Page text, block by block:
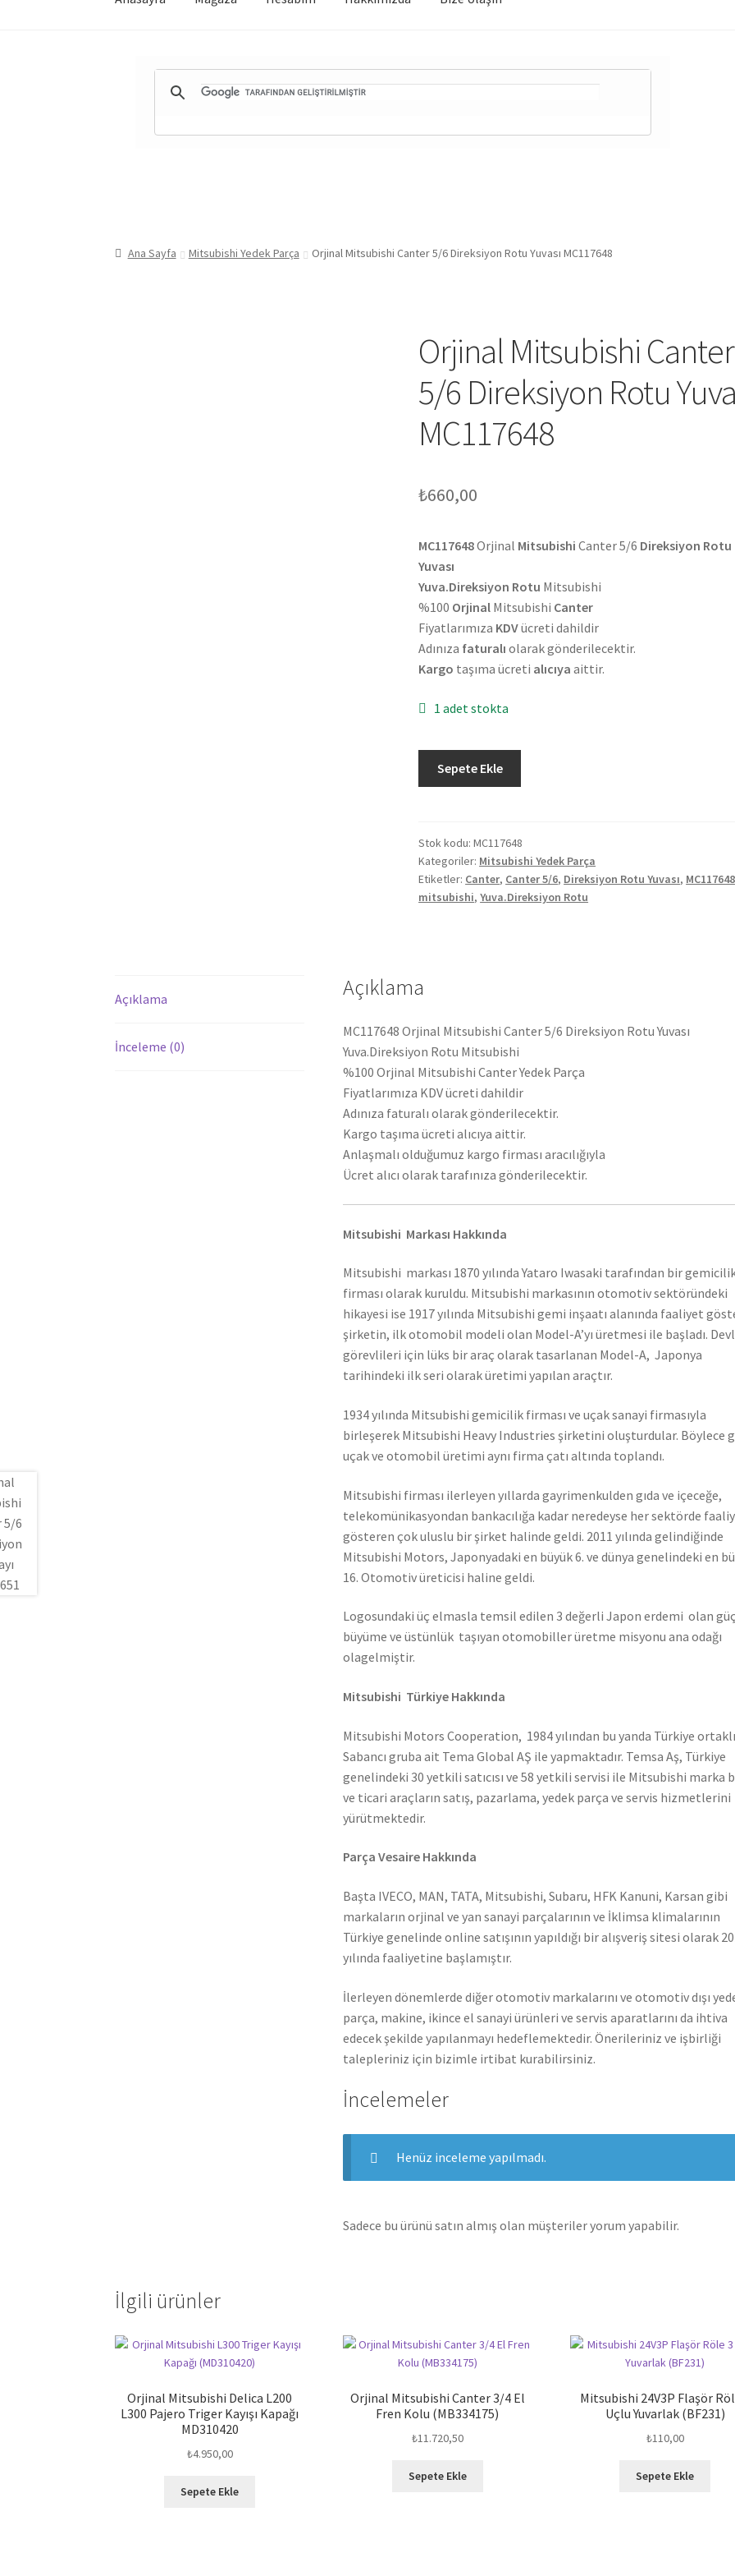
Ana Sayfa Mitsubishi Yedek Parça Orjinal Mitsubishi Canter 5/6 Direksiyon Rotu Yuvası MC117648
Orjinal Mitsubishi Canter
5/6 Direksiyon Rotu
MC117648
₺660,00
MC117648Orjinal Mitsubishi Canter 5/6 Direksiyon Rotu
Yuvası
Yuva.Direksiyon Rotu Mitsubishi
%100 Orjinal Mitsubishi Canter
Fiyatlarımıza KDVücreti dahildir
Adınıza faturalı olarak gönderilecektir.
Kargo taşıma ücreti alıcıya aittir.
1 adet stokta
Mitsubishi
Direksiyon
Rotu
Yuvası
MC117648
Sepete Ekle
Stok kodu:MC117648
Kategoriler: Mitsubishi Yedek Parça
Etiketler: Canter, Canter 5/6, Direksiyon Rotu Yuvası, MC117648
mitsubishi,Yuva.Direksiyon Rotu
Açıklama
İnceleme (0)
Açıklama
MC117648 Orjinal Mitsubishi Canter 5/6 Direksiyon Rotu Yuvası
Yuva.Direksiyon Rotu Mitsubishi
%100 Orjinal Mitsubishi Canter Yedek Parça
Fiyatlarımıza KDV ücreti dahildir
Adınıza faturalı olarak gönderilecektir.
Kargo taşıma ücreti alıcıya aittir.
Anlaşmalı olduğumuz kargo firması aracılığıyla
Ücret alıcı olarak tarafınıza gönderilecektir.
Mitsubishi Markası Hakkında
Mitsubishi markası 1870 yılında Yataro Iwasaki tarafından bir
firması olarak kuruldu. Mitsubishi markasının otomotiv sektöründeki
hikayesi ise 1917 yılında Mitsubishi gemi inşaatı alanında faaliyet
şirketin, ilk otomobil modeli olan Model-A’yı üretmesi ile başladı.
görevlileri için lüks bir araç olarak tasarlanan Model-A, Japonya
tarihindeki ilk seri olarak üretimi yapılan araçtır.
1934 yılında Mitsubishi gemicilik firması ve uçak sanayi firmasıyla
birleşerek Mitsubishi Heavy Industries şirketini oluşturdular. Böylece
uçak ve otomobil üretimi aynı firma çatı altında toplandı.
Mitsubishi firması ilerleyen yıllarda gayrimenkulden gıda ve içeceğe,
telekomünikasyondan bankacılığa kadar neredeyse her sektörde
gösteren çok uluslu bir şirket halinde geldi. 2011 yılında gelindiğinde
Mitsubishi Motors, Japonyadaki en büyük 6. ve dünya genelindeki en
16. Otomotiv üreticisi haline geldi.
Logosundaki üç elmasla temsil edilen 3 değerli Japon erdemi olan
büyüme ve üstünlük taşıyan otomobiller üretme misyonu ana odağı
olagelmiştir.
Mitsubishi Türkiye Hakkında
Mitsubishi Motors Cooperation, 1984 yılından bu yanda Türkiye
Sabancı gruba ait Tema Global AŞ ile yapmaktadır. Temsa Aş, Türkiye
genelindeki 30 yetkili satıcısı ve 58 yetkili servisi ile Mitsubishi marka
ve ticari araçların satış, pazarlama, yedek parça ve servis hizmetlerini
yürütmektedir.
Parça Vesaire Hakkında
Başta IVECO, MAN, TATA, Mitsubishi, Subaru, HFK Kanuni, Karsan gibi
markaların orjinal ve yan sanayi parçalarının ve İklimsa klimalarının
Türkiye genelinde online satışının yapıldığı bir alışveriş sitesi olarak
yılında faaliyetine başlamıştır.
İlerleyen dönemlerde diğer otomotiv markalarını ve otomotiv dışı
parça, makine, ikince el sanayi ürünleri ve servis aparatlarını da ihtiva
edecek şekilde yapılanmayı hedeflemektedir. Önerileriniz ve işbirliği
talepleriniz için bizimle irtibat kurabilirsiniz.
İncelemeler
Henüz inceleme yapılmadı.
Sadece bu ürünü satın almış olan müşteriler yorum yapabilir.
İlgili ürünler
Orjinal Mitsubishi Delica L200
L300 Pajero Triger Kayışı Kapağı
MD310420
₺4.950,00
Sepete Ekle
Orjinal Mitsubishi Canter 3/4 El
Fren Kolu (MB334175)
₺11.720,50
Sepete Ekle
Mitsubishi 24V3P Flaşör
Uçlu Yuvarlak (BF231)
₺110,00
Sepete Ekle